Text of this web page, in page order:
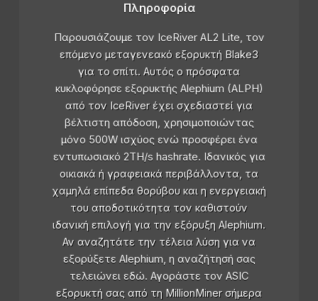
Πληροφορία
Παρουσιάζουμε τον IceRiver AL2 Lite, τον
επόμενο μεταγενεακό εξορυκτή Blake3
για το σπίτι. Αυτός ο πρόσφατα
κυκλοφόρησε εξορυκτής Alephium (ALPH)
από τον IceRiver έχει σχεδιαστεί για
βέλτιστη απόδοση, χρησιμοποιώντας
μόνο 500W ισχύος ενώ προσφέρει ένα
εντυπωσιακό 2TH/s hashrate. Ιδανικός για
οικιακά ή γραφειακά περιβάλλοντα, τα
χαμηλά επίπεδα θορύβου και η ενεργειακή
του αποδοτικότητα τον καθιστούν
ιδανική επιλογή για την εξόρυξη Alephium.
Αν αναζητάτε την τέλεια λύση για να
εξορύξετε Alephium, η αναζήτησή σας
τελειώνει εδώ. Αγοράστε τον ASIC
εξορυκτή σας από τη MillionMiner σήμερα